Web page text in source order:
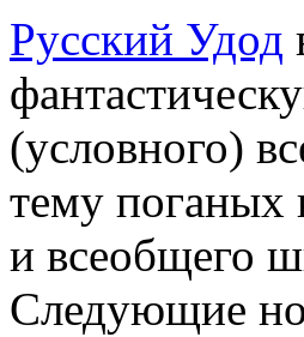
Русский Удод
(условного)
тему поганых
и всеобщего
Следующие